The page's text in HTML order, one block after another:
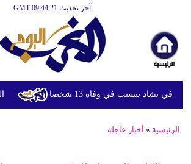
آخر تحديث GMT 09:44:21
تشاد يتسبب في وفاة 13 شخصا
الرئيسية » أخبار عاجلة